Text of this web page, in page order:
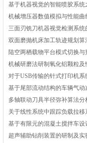
基于机器视觉的智能喷胶系统
机械增压器数值模拟与性能曲
三面刃铣刀机器视觉检测系统
双面磨抛机床加工轨迹规划算
陆空两栖载物平台模式切换与
机械研磨法研制氧化铝颗粒及
对于USB传输的针式打印机系
基于尾部流动结构的车辆气动
多轴联动刀具半径弥补算法分
关于线性系统中跟踪负载拉移
基于有限元的混凝土搅拌车设
超声辅助钻削装置的研制及实